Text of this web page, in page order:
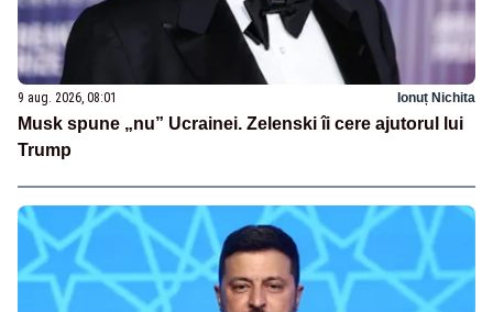
9 aug. 2026, 08:01 Ionuț Nichita
Musk spune „nu” Ucrainei. Zelenski îi cere ajutorul lui
Trump